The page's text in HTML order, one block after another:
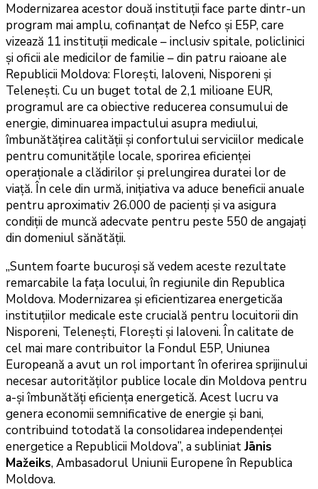
Modernizarea acestor două instituții face parte dintr-un
program mai amplu, cofinanțat de Nefco și E5P, care
vizează 11 instituții medicale – inclusiv spitale, policlinici
și oficii ale medicilor de familie – din patru raioane ale
Republicii Moldova: Florești, Ialoveni, Nisporeni și
Telenești. Cu un buget total de 2,1 milioane EUR,
programul are ca obiective reducerea consumului de
energie, diminuarea impactului asupra mediului,
îmbunătățirea calității și confortului serviciilor medicale
pentru comunitățile locale, sporirea eficienței
operaționale a clădirilor și prelungirea duratei lor de
viață. În cele din urmă, inițiativa va aduce beneficii anuale
pentru aproximativ 26.000 de pacienți și va asigura
condiții de muncă adecvate pentru peste 550 de angajați
din domeniul sănătății.
„Suntem foarte bucuroși să vedem aceste rezultate
remarcabile la fața locului, în regiunile din Republica
Moldova. Modernizarea și eficientizarea energeticăa
instituțiilor medicale este crucială pentru locuitorii din
Nisporeni, Telenești, Florești și Ialoveni. În calitate de
cel mai mare contribuitor la Fondul E5P, Uniunea
Europeană a avut un rol important în oferirea sprijinului
necesar autorităților publice locale din Moldova pentru
a-și îmbunătăți eficiența energetică. Acest lucru va
genera economii semnificative de energie și bani,
contribuind totodată la consolidarea independenței
energetice a Republicii Moldova”, a subliniatJānis
Mažeiks, Ambasadorul Uniunii Europene în Republica
Moldova.